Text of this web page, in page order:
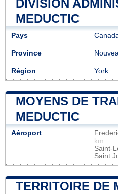
DIVISION
MEDUCTIC
Pays
Province
Région York
MOYENS DE
MEDUCTIC
Aéroport
km
Saint-
Saint
TERRITOIRE DE